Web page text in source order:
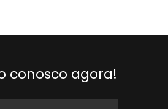
conosco agora!